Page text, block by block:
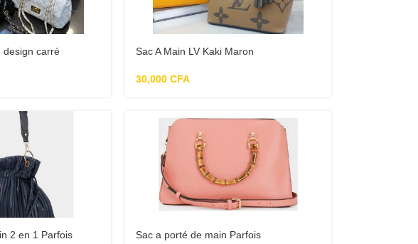
design carré Sac A Main LV Kaki Maron
30,000CFA
2 en 1 Parfois Sac a porté de main Parfois